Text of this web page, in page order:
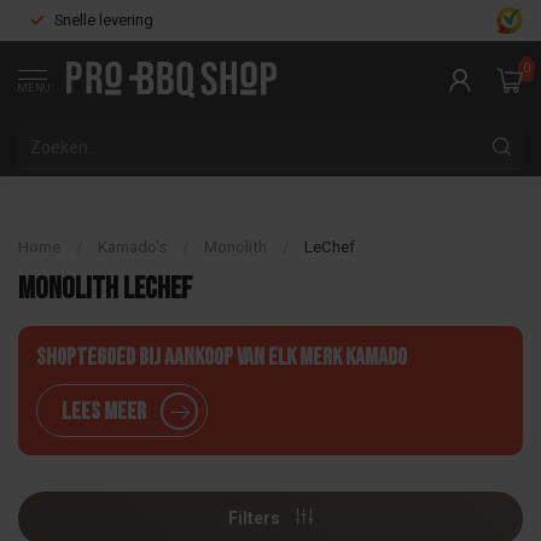
Snelle levering
MENU
0
Home Kamado's Monolith LeChef
Monolith LeChef
Shoptegoed bij aankoop van elk merk Kamado
Lees meer
Filters